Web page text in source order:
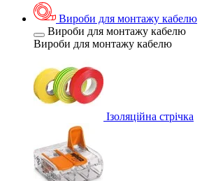
Вироби для монтажу кабелю
Вироби для монтажу кабелю
Вироби для монтажу кабелю
Ізоляційна стрічка